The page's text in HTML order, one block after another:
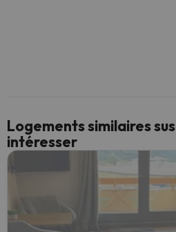
Logements similaires
intéresser